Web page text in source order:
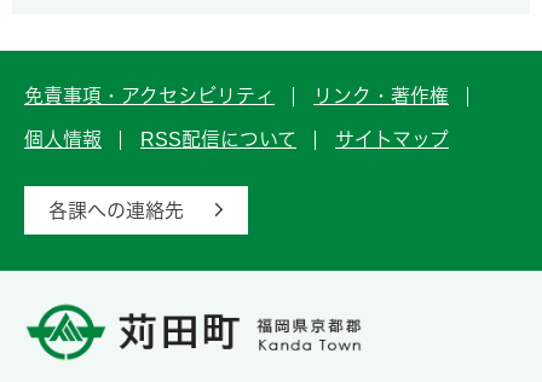
免責事項・アクセシビリティ リンク・著作権
個人情報 RSS配信について サイトマップ
各課への連絡先